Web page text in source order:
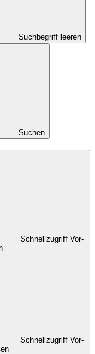
Suchbegriff leeren
Suchen
Schnellzugriff Vor-
Schnellzugriff Vor-